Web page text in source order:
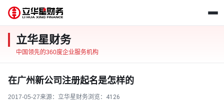
立华星财务
中国领先的360度企业服务机构
在广州新公司注册起名是怎样的
2017-05-27来源：立华星财务浏览： 4126